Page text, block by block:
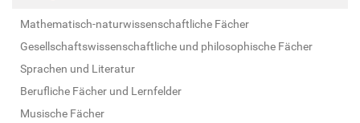
Mathematisch-naturwissenschaftliche Fächer
Gesellschaftswissenschaftliche und philosophische Fächer
Sprachen und Literatur
Berufliche Fächer und Lernfelder
Musische Fächer